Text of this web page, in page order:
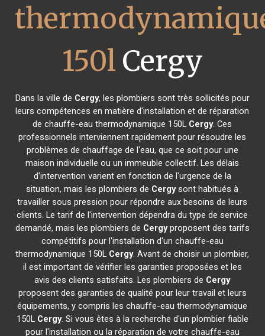
150l Cergy
Dans la ville de Cergy, les plombiers sont très sollicités pour
leurs compétences en matière d'installation et de réparation
de chauffe-eau thermodynamique 150L Cergy. Ces
professionnels interviennent rapidement pour résoudre les
problèmes de chauffage de l'eau, que ce soit pour une
maison individuelle ou un immeuble collectif. Les délais
d'intervention varient en fonction de l'urgence de la
situation, mais les plombiers de Cergysont habitués à
travailler sous pression pour répondre aux besoins de leurs
clients. Le tarif de l'intervention dépendra du type de service
demandé, mais les plombiers de Cergyproposent des tarifs
compétitifs pour l'installation d'un chauffe-eau
thermodynamique 150L Cergy. Avant de choisir un plombier,
il est important de vérifier les garanties proposées et les
avis des clients satisfaits. Les plombiers de Cergy
proposent des garanties de qualité pour leur travail et leurs
équipements, y compris les chauffe-eau thermodynamique
150L Cergy. Si vous êtes à la recherche d'un plombier fiable
pour l'installation ou la réparation de votre chauffe-eau